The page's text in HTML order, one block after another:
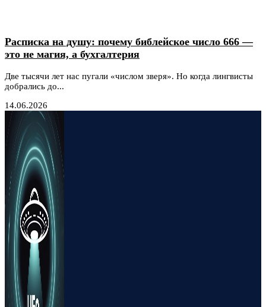
Расписка на душу: почему библейское число 666 —
это не магия, а бухгалтерия
Две тысячи лет нас пугали «числом зверя». Но когда лингвисты
добрались до...
14.06.2026